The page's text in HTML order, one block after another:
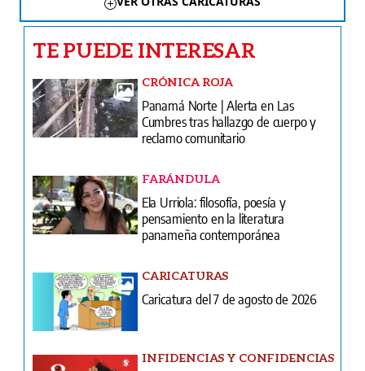
TE PUEDE INTERESAR
CRÓNICA ROJA
Panamá Norte | Alerta en Las
Cumbres tras hallazgo de cuerpo y
reclamo comunitario
FARÁNDULA
Ela Urriola: filosofía, poesía y
pensamiento en la literatura
panameña contemporánea
CARICATURAS
Caricatura del 7 de agosto de 2026
INFIDENCIAS Y CONFIDENCIAS